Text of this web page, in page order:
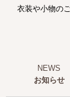
衣装や小物の
お知らせ